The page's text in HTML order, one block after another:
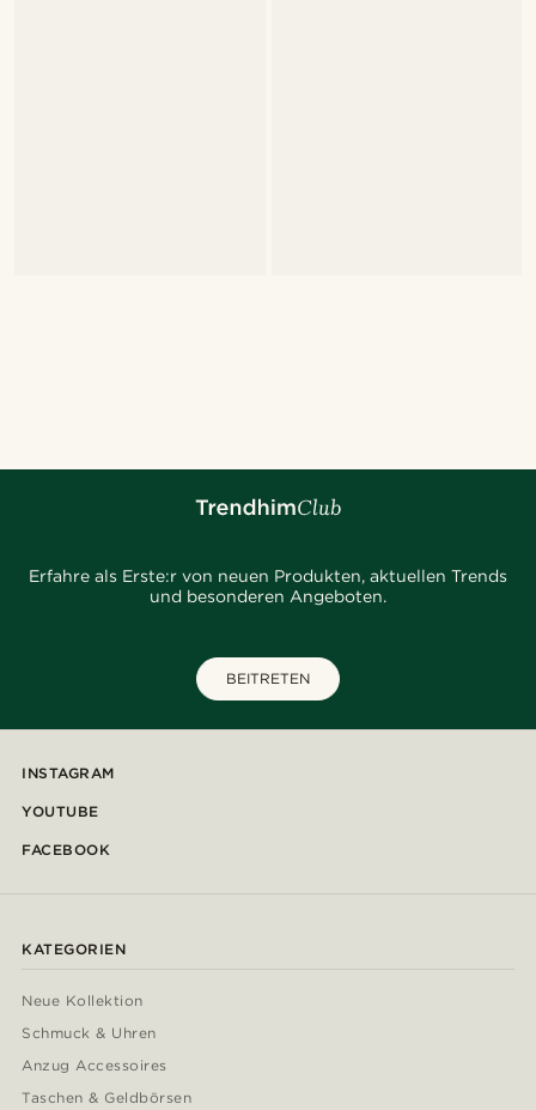
Erfahre als Erste:r von neuen Produkten, aktuellen Trends
und besonderen Angeboten.
BEITRETEN
INSTAGRAM
YOUTUBE
FACEBOOK
KATEGORIEN
Neue Kollektion
Schmuck & Uhren
Anzug Accessoires
Taschen & Geldbörsen